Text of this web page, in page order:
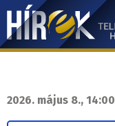
Ugrás
tartalomra
Hírek.sk
navigáció
2026. május 8., 14:00